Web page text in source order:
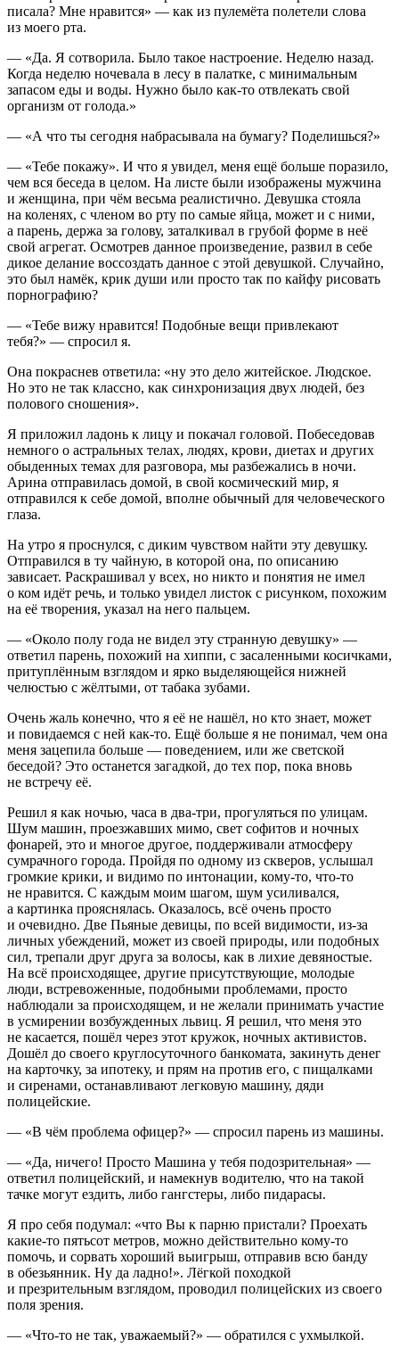
писала? Мне нравится» — как из пулемёта полетели слова
из моего рта.
— «Да. Я сотворила. Было такое настроение. Неделю назад.
Когда неделю ночевала в лесу в палатке, с минимальным
запасом еды и воды. Нужно было как-то отвлекать свой
организм от голода.»
— «А что ты сегодня набрасывала на бумагу? Поделишься?»
— «Тебе покажу». И что я увидел, меня ещё больше поразило,
чем вся беседа в целом. На листе были изображены мужчина
и женщина, при чём весьма реалистично. Девушка стояла
на коленях, с членом во рту по самые яйца, может и с ними,
а парень, держа за голову, заталкивал в грубой форме в неё
свой агрегат. Осмотрев данное произведение, развил в себе
дикое делание воссоздать данное с этой девушкой. Случайно,
это был намёк, крик души или просто так по кайфу рисовать
порнографию?
— «Тебе вижу нравится! Подобные вещи привлекают
тебя?» — спросил я.
Она покраснев ответила: «ну это дело житейское. Людское.
Но это не так классно, как синхронизация двух людей, без
полового сношения».
Я приложил ладонь к лицу и покачал головой. Побеседовав
немного о астральных телах, людях, крови, диетах и других
обыденных темах для разговора, мы разбежались в ночи.
Арина отправилась домой, в свой космический мир, я
отправился к себе домой, вполне обычный для человеческого
глаза.
На утро я проснулся, с диким чувством найти эту девушку.
Отправился в ту чайную, в которой она, по описанию
зависает. Раскрашивал у всех, но никто и понятия не имел
о ком идёт речь, и только увидел листок с рисунком, похожим
на её творения, указал на него пальцем.
— «Около полу года не видел эту странную девушку» —
ответил парень, похожий на хиппи, с засаленными косичками,
притуплённым взглядом и ярко выделяющейся нижней
челюстью с жёлтыми, от табака зубами.
Очень жаль конечно, что я её не нашёл, но кто знает, может
и повидаемся с ней как-то. Ещё больше я не понимал, чем она
меня зацепила больше — поведением, или же светской
беседой? Это останется загадкой, до тех пор, пока вновь
не встречу её.
Решил я как ночью, часа в два-три, прогуляться по улицам.
Шум машин, проезжавших мимо, свет софитов и ночных
фонарей, это и многое другое, поддерживали атмосферу
сумрачного города. Пройдя по одному из скверов, услышал
громкие крики, и видимо по интонации, кому-то, что-то
не нравится. С каждым моим шагом, шум усиливался,
а картинка прояснялась. Оказалось, всё очень просто
и очевидно. Две Пьяные девицы, по всей видимости, из-за
личных убеждений, может из своей природы, или подобных
сил, трепали друг друга за волосы, как в лихие девяностые.
На всё происходящее, другие присутствующие, молодые
люди, встревоженные, подобными проблемами, просто
наблюдали за происходящем, и не желали принимать участие
в усмирении возбужденных львиц. Я решил, что меня это
не касается, пошёл через этот кружок, ночных активистов.
Дошёл до своего круглосуточного банкомата, закинуть денег
на карточку, за ипотеку, и прям на против его, с пищалками
и сиренами, останавливают легковую машину, дяди
полицейские.
— «В чём проблема офицер?» — спросил парень из машины.
— «Да, ничего! Просто Машина у тебя подозрительная» —
ответил полицейский, и намекнув водителю, что на такой
тачке могут ездить, либо гангстеры, либо пидарасы.
Я про себя подумал: «что Вы к парню пристали? Проехать
какие-то пятьсот метров, можно действительно кому-то
помочь, и сорвать хороший выигрыш, отправив всю банду
в обезьянник. Ну да ладно!». Лёгкой походкой
и презрительным взглядом, проводил полицейских из своего
поля зрения.
— «Что-то не так, уважаемый?» — обратился с ухмылкой.